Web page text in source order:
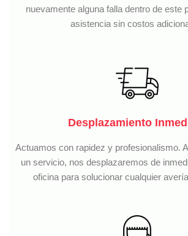
nuevamente alguna falla dentro de este
asistencia sin costos
Desplazamiento
Actuamos con rapidez y profesionalismo.
un servicio, nos desplazaremos de
oficina para solucionar cualquier